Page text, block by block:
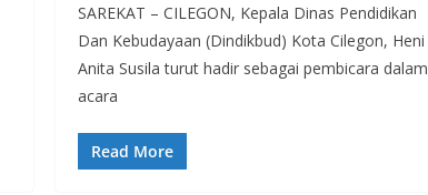
SAREKAT – CILEGON, Kepala Dinas Pendidikan
Dan Kebudayaan (Dindikbud) Kota Cilegon, Heni
Anita Susila turut hadir sebagai pembicara dalam
acara
Read More